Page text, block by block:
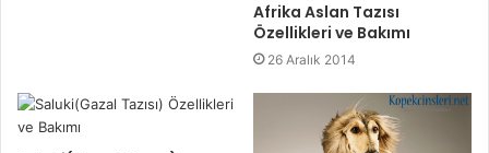
Afrika Aslan Tazısı
Özellikleri ve Bakımı
26 Aralık 2014